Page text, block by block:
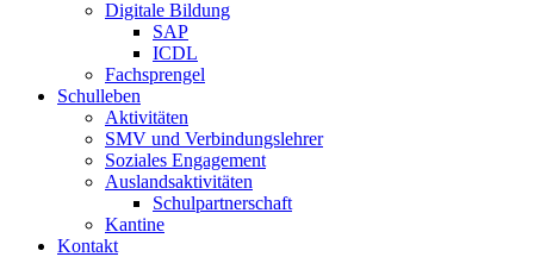
Digitale Bildung
SAP
ICDL
Fachsprengel
Schulleben
Aktivitäten
SMV und Verbindungslehrer
Soziales Engagement
Auslandsaktivitäten
Schulpartnerschaft
Kantine
Kontakt